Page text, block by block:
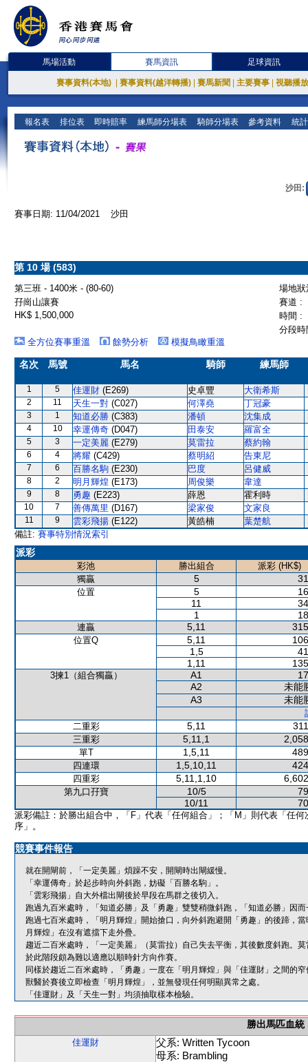
馬場活動 賽馬資訊 足球資訊
賽事資料(本地) 賽事資料(越洋轉播) 賽馬新聞 主要賽事 視聽播
報名表 排位表 即時賠率 練馬師分場表 騎師分場表 參考資料 統
沙田:
賽事日期: 11/04/2021 沙田
第 10 場 (583)
第三班 - 1400米 - (80-60)
場地
孖崗山讓賽
賽道 :
HK$ 1,500,000
時間 :
分段
全方位賽事重溫
餘勢分析 模擬鳥瞰重溫
名次 馬號 馬名 騎師 練馬師
1 5 佳運財 (E269) 史卓豐 大衛希斯
2 11 天生一對 (C027) 何澤堯 丁冠豪
3 1 知道必勝 (C383) 潘頓 沈集成
4 10 幸運傳奇 (D047) 田泰安 羅富全
5 3 一定美麗 (E279) 莫雷拉 蔡約翰
6 4 將耀 (C429) 蔡明紹 告東尼
7 6 百勝名駒 (E230) 巴度 呂健威
8 2 明月輝煌 (E173) 周俊樂 韋達
9 8 勇趣 (E223) 薛恩 霍利時
10 7 善傳萬里 (D167) 梁家俊 文家良
11 9 雲彩飛揚 (E122) 黃皓楠
葉楚航
備註: 賽事特別情況索引
派彩
彩池 勝出組合
派彩 (HK$)
獨贏
5
位置 5
11
1
連贏 5,11
位置Q 5,11
1,5
1,11
3揀1（組合獨贏） A1
A2
未能
A3
未能
二重彩
5,11
三重彩 5,11,1
單T 1,5,11
四連環 1,5,10,11
四重彩 5,11,1,10
第九口孖寶 10/5
10/11
派彩備註：於勝出組合中，「F」代表「任何組合」；「M」則代表「任何
序」。
競賽事件報告
就在開閘前，「一定美麗」煩躁不安，開閘時出閘緩慢。
「幸運傳奇」於起步時向外斜跑，妨礙「百勝名駒」。
「雲彩飛揚」自大外檔出閘後於早段在馬群之後切入。
跑過九百米處時，「知道必勝」及「勇趣」雙雙稍微斜跑，「知道必勝」因
跑過七百米處時，「明月輝煌」開始搶口，向外斜跑避開「勇趣」的後蹄，
月輝煌」在沒有遮擋下走外疊。
趨近二百米處時，「一定美麗」（莫雷拉）自己失去平衡，其後數度斜跑。
於此階段頗為難以適應以順時針方向作賽。
同樣於趨近二百米處時，「勇趣」一度在「明月輝煌」與「佳運財」之間的
獸醫於賽後立即檢查「明月輝煌」，並無發現任何明顯異常之處。
「佳運財」及「天生一對」均須抽取樣本檢驗。
勝出馬匹血統
佳運財
父系: Written Tycoon
母系: Brambling